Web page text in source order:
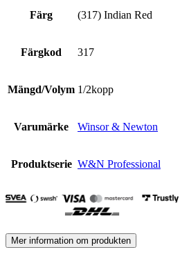
Färg (317) Indian Red
Färgkod 317
Mängd/Volym 1/2kopp
Varumärke Winsor & Newton
Produktserie W&N Professional
Mer information om produkten